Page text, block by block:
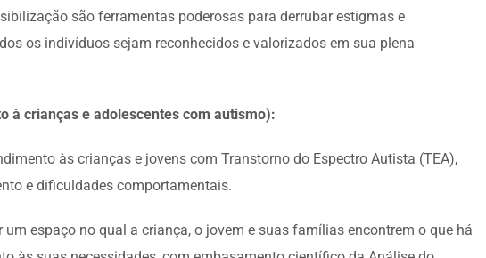
são ferramentas poderosas para derrubar estigmas e
os indivíduos sejam reconhecidos e valorizados em sua plena
à crianças e adolescentes com autismo):
às crianças e jovens com Transtorno do Espectro Autista (TEA),
e dificuldades comportamentais.
espaço no qual a criança, o jovem e suas famílias encontrem o que há